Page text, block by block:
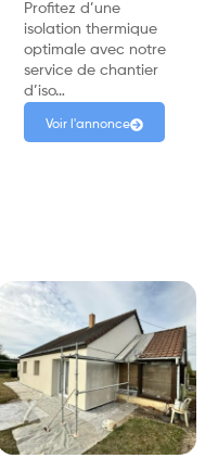
Profitez d’une
isolation thermique
optimale avec notre
service de chantier
d’iso…
Voir l'annonce